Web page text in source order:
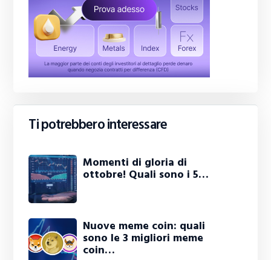
Ti potrebbero interessare
Momenti di gloria di
ottobre! Quali sono i 5…
Nuove meme coin: quali
sono le 3 migliori meme
coin…